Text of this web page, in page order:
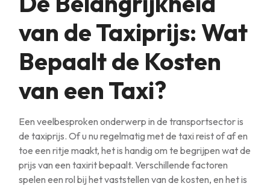
van de Taxiprijs: Wat
Bepaalt de Kosten
van een Taxi?
Een veelbesproken onderwerp in de transportsector is
de taxiprijs. Of u nu regelmatig met de taxi reist of af en
toe een ritje maakt, het is handig om te begrijpen wat de
prijs van een taxirit bepaalt. Verschillende factoren
spelen een rol bij het vaststellen van de kosten, en het is